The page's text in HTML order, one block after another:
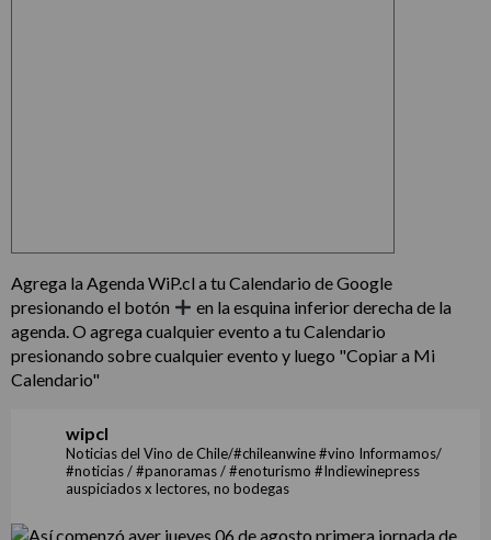
Agrega la Agenda WiP.cl a tu Calendario de Google
presionando el botón
en la esquina inferior derecha de la
agenda. O agrega cualquier evento a tu Calendario
presionando sobre cualquier evento y luego "Copiar a Mi
Calendario"
wipcl
Noticias del Vino de Chile/#chileanwine #vino Informamos/
#noticias / #panoramas / #enoturismo #Indiewinepress
auspiciados x lectores, no bodegas